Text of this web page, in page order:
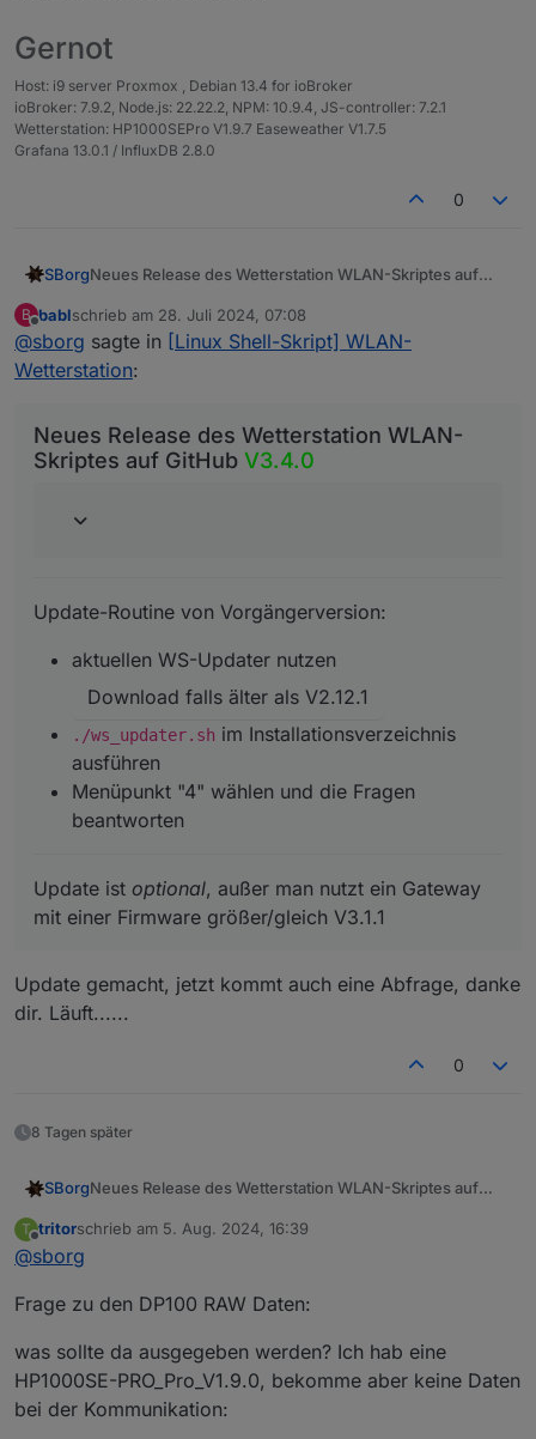
_       _______       __  __          __
| |     / / ___/      / / / /___  ____/ /___
| | /| / /\__ \______/ / / / __ \/ __  / __
| |/ |/ /___/ /_____/ /_/ / /_/ / /_/ / /_/
|__/|__//____/      \____/ .___/\__,_/\__,_/
                           /_/
'patch' installiert: [✓]
Zugriff auf 'Rest-API' im ioBroker: [✓]
Gernot
Host: i9 server Proxmox , Debian 13.4 for ioBroker
ioBroker: 7.9.2, Node.js: 22.22.2, NPM: 10.9.4, JS-controller: 7.2.1
Wetterstation: HP1000SEPro V1.9.7 Easeweather V1.7.5
Grafana 13.0.1 / InfluxDB 2.8.0
0
SBorgNeues Release des Wetterstation WLAN-Skriptes auf
~ Fix "Kommunikationsfehler" bei Gateways
mit Firmware ab V3.1.1 / Issue #71
Wie immer zu finden im
GitHub
aktuellen WS-Updater nutzen
B
Offline
bablschrieb am 28. Juli 2024, 07:08
zuletzt editiert von
@sborg sagte in [Linux Shell-Skript] WLAN-
Wetterstation:
Neues Release des Wetterstation WLAN-
Skriptes auf GitHub V3.4.0
Update-Routine von Vorgängerversion:
aktuellen WS-Updater nutzen
Download falls älter als V2.12.1
./ws_updater.sh im Installationsverzeichnis
ausführen
Menüpunkt "4" wählen und die Fragen
beantworten
Update ist optional, außer man nutzt ein Gateway
mit einer Firmware größer/gleich V3.1.1
Update gemacht, jetzt kommt auch eine Abfrage, danke
dir. Läuft......
0
8 Tagen später
SBorgNeues Release des Wetterstation WLAN-Skriptes auf
~ Fix "Kommunikationsfehler" bei Gateways
nach Update nicht ausgeführt
aktuellen WS-Updater nutzen
Download falls älter als V2.12.1
T
Offline
tritorschrieb am 5. Aug. 2024, 16:39
zuletzt editiert von
@sborg
Frage zu den DP100 RAW Daten:
was sollte da ausgegeben werden? Ich hab eine
HP1000SE-PRO_Pro_V1.9.0, bekomme aber keine Daten
bei der Kommunikation: